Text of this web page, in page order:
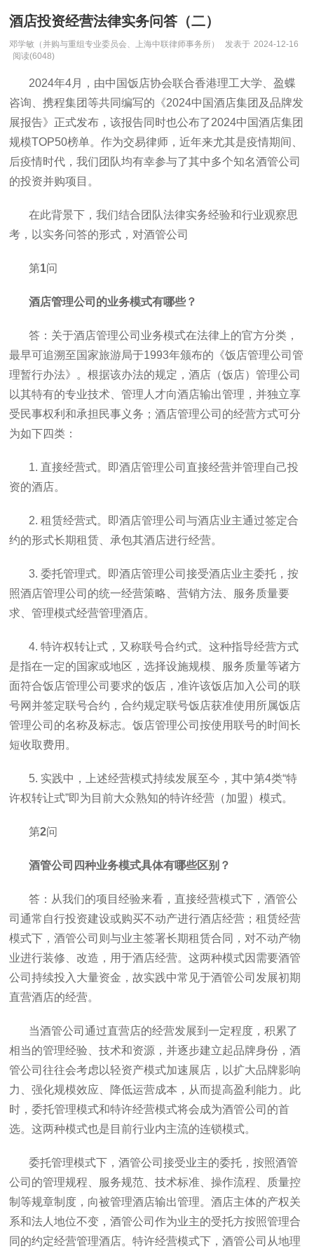
酒店投资经营法律实务问答（二）
邓学敏（并购与重组专业委员会、上海中联律师事务所） 发表于 2024-12-16
阅读(6048)
2024年4月，由中国饭店协会联合香港理工大学、盈蝶
咨询、携程集团等共同编写的《2024中国酒店集团及品牌发
展报告》正式发布，该报告同时也公布了2024中国酒店集团
规模TOP50榜单。作为交易律师，近年来尤其是疫情期间、
后疫情时代，我们团队均有幸参与了其中多个知名酒管公司
的投资并购项目。
在此背景下，我们结合团队法律实务经验和行业观察思
考，以实务问答的形式，对酒管公司
第1问
酒店管理公司的业务模式有哪些？
答：关于酒店管理公司业务模式在法律上的官方分类，
最早可追溯至国家旅游局于1993年颁布的《饭店管理公司管
理暂行办法》。根据该办法的规定，酒店（饭店）管理公司
以其特有的专业技术、管理人才向酒店输出管理，并独立享
受民事权利和承担民事义务；酒店管理公司的经营方式可分
为如下四类：
1. 直接经营式。即酒店管理公司直接经营并管理自己投
资的酒店。
2. 租赁经营式。即酒店管理公司与酒店业主通过签定合
约的形式长期租赁、承包其酒店进行经营。
3. 委托管理式。即酒店管理公司接受酒店业主委托，按
照酒店管理公司的统一经营策略、营销方法、服务质量要
求、管理模式经营管理酒店。
4. 特许权转让式，又称联号合约式。这种指导经营方式
是指在一定的国家或地区，选择设施规模、服务质量等诸方
面符合饭店管理公司要求的饭店，准许该饭店加入公司的联
号网并签定联号合约，合约规定联号饭店获准使用所属饭店
管理公司的名称及标志。饭店管理公司按使用联号的时间长
短收取费用。
5. 实践中，上述经营模式持续发展至今，其中第4类“特
许权转让式”即为目前大众熟知的特许经营（加盟）模式。
第2问
酒管公司四种业务模式具体有哪些区别？
答：从我们的项目经验来看，直接经营模式下，酒管公
司通常自行投资建设或购买不动产进行酒店经营；租赁经营
模式下，酒管公司则与业主签署长期租赁合同，对不动产物
业进行装修、改造，用于酒店经营。这两种模式因需要酒管
公司持续投入大量资金，故实践中常见于酒管公司发展初期
直营酒店的经营。
当酒管公司通过直营店的经营发展到一定程度，积累了
相当的管理经验、技术和资源，并逐步建立起品牌身份，酒
管公司往往会考虑以轻资产模式加速展店，以扩大品牌影响
力、强化规模效应、降低运营成本，从而提高盈利能力。此
时，委托管理模式和特许经营模式将会成为酒管公司的首
选。这两种模式也是目前行业内主流的连锁模式。
委托管理模式下，酒管公司接受业主的委托，按照酒管
公司的管理规程、服务规范、技术标准、操作流程、质量控
制等规章制度，向被管理酒店输出管理。酒店主体的产权关
系和法人地位不变，酒管公司作为业主的受托方按照管理合
同的约定经营管理酒店。特许经营模式下，酒管公司从地理